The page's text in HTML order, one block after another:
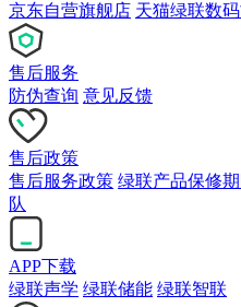
京东自营旗舰店 天猫绿联数
售后服务
防伪查询 意见反馈
售后政策
售后服务政策 绿联产品保修
队
APP下载
绿联声学 绿联储能 绿联智联